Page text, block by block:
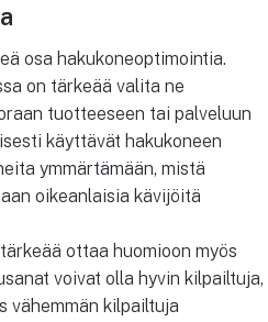
osa hakukoneoptimointia.
on tärkeää valita ne
tuotteeseen tai palveluun
käyttävät hakukoneen
ymmärtämään, mistä
oikeanlaisia kävijöitä
ottaa huomioon myös
voivat olla hyvin kilpailtuja,
vähemmän kilpailtuja